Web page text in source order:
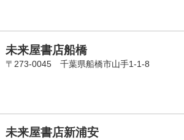
未来屋書店船橋
〒273-0045 千葉県船橋市山手1-1-8
未来屋書店新浦安